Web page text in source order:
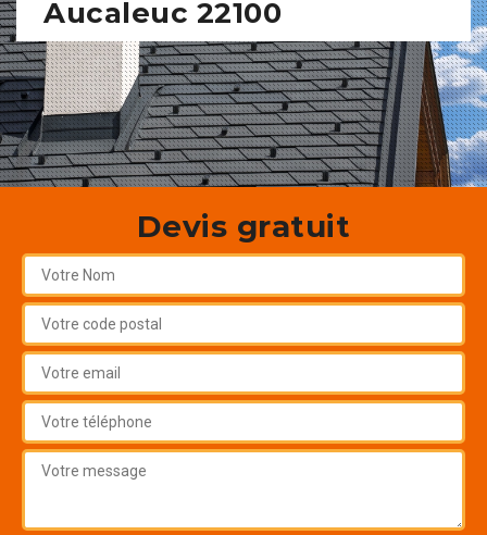
Aucaleuc 22100
Devis gratuit